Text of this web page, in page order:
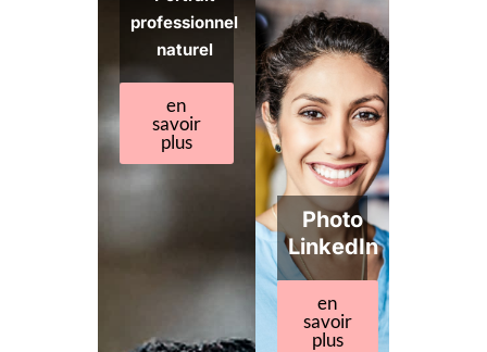
professionnel
naturel
en
savoir
plus
Photo
LinkedIn
en
savoir
plus